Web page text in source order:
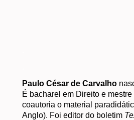
Paulo César de Carvalho
É bacharel em Direito e
coautoria o material
Anglo). Foi editor do boletim